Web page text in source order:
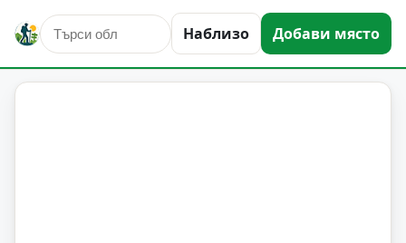
Наблизо Добави място
Могилово Област: Стара Загора